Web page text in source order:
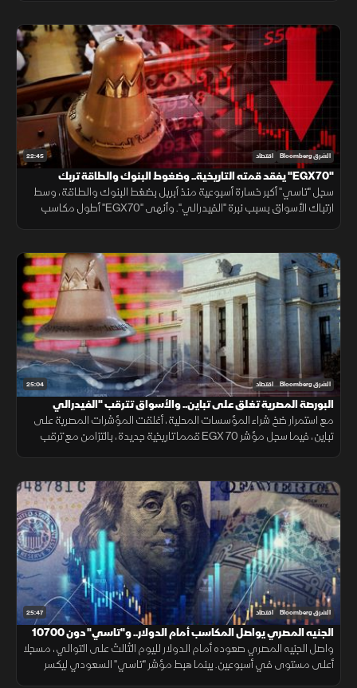
22:45 الشرق Bloomberg اقتصاد
"EGX70" يفقد قمته التاريخية.. وضغوط البنوك والطاقة تربك
"تاسي"
سجل "تاسي" أكبر خسارة أسبوعية منذ أبريل بضغط البنوك والطاقة، وسط
ارتباك الأسواق بسبب نبرة "الفيدرالي". وأنهى "EGX70" أطول مكاسب
25:04 الشرق Bloomberg اقتصاد
البورصة المصرية تغلق على تباين.. والأسواق تترقب "الفيدرالي
مع استمرار ضخ شراء المؤسسات المحلية، أغلقت المؤشرات المصرية على
تباين، فيما سجل مؤشر EGX 70 قمما تاريخية جديدة، بالتزامن مع ترقب
25:47 الشرق Bloomberg اقتصاد
الجنيه المصري يواصل المكاسب أمام الدولار.. و"تاسي" دون 10700
نقطة
واصل الجنيه المصري صعوده أمام الدولار لليوم الثالث على التوالي، مسجلا
أعلى مستوى في أسبوعين. بينما هبط مؤشر "تاسي" السعودي ليكسر